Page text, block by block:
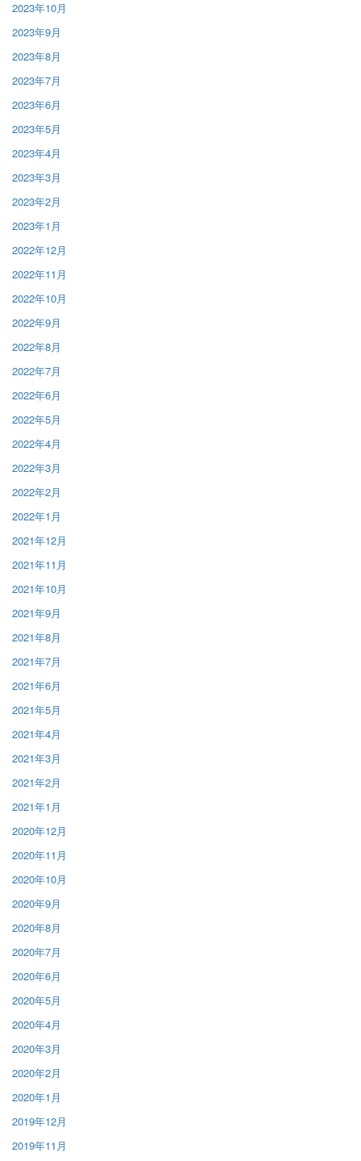
2023年10月
2023年9月
2023年8月
2023年7月
2023年6月
2023年5月
2023年4月
2023年3月
2023年2月
2023年1月
2022年12月
2022年11月
2022年10月
2022年9月
2022年8月
2022年7月
2022年6月
2022年5月
2022年4月
2022年3月
2022年2月
2022年1月
2021年12月
2021年11月
2021年10月
2021年9月
2021年8月
2021年7月
2021年6月
2021年5月
2021年4月
2021年3月
2021年2月
2021年1月
2020年12月
2020年11月
2020年10月
2020年9月
2020年8月
2020年7月
2020年6月
2020年5月
2020年4月
2020年3月
2020年2月
2020年1月
2019年12月
2019年11月